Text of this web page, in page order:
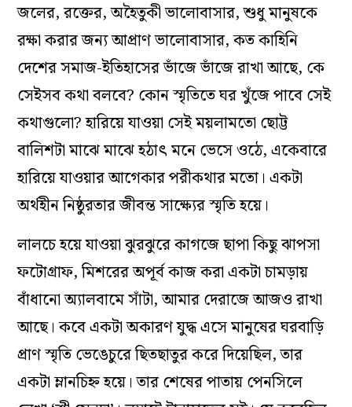
জলের, রক্তের, অহৈতুকী ভালোবাসার, শুধু মানুষকে
রক্ষা করার জন্য আপ্রাণ ভালোবাসার, কত কাহিনি
দেশের সমাজ-ইতিহাসের ভাঁজে ভাঁজে রাখা আছে, কে
সেইসব কথা বলবে? কোন স্মৃতিতে ঘর খুঁজে পাবে সেই
কথাগুলো? হারিয়ে যাওয়া সেই ময়লামতো ছোট্ট
বালিশটা মাঝে মাঝে হঠাৎ মনে ভেসে ওঠে, একেবারে
হারিয়ে যাওয়ার আগেকার পরীকথার মতো। একটা
অর্থহীন নিষ্ঠুরতার জীবন্ত সাক্ষ্যের স্মৃতি হয়ে।
লালচে হয়ে যাওয়া ঝুরঝুরে কাগজে ছাপা কিছু ঝাপসা
ফটোগ্রাফ, মিশরের অপূর্ব কাজ করা একটা চামড়ায়
বাঁধানো অ্যালবামে সাঁটা, আমার দেরাজে আজও রাখা
আছে। কবে একটা অকারণ যুদ্ধ এসে মানুষের ঘরবাড়ি
প্রাণ স্মৃতি ভেঙেচুরে ছিতছাতুর করে দিয়েছিল, তার
একটা ম্লানচিহ্ন হয়ে। তার শেষের পাতায় পেনসিলে